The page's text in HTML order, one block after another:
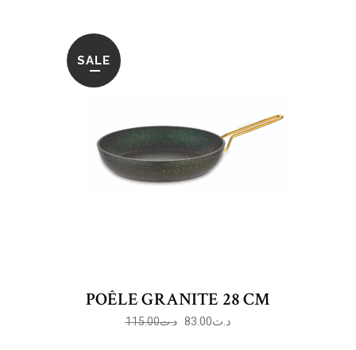
SALE
POÊLE GRANITE 28 CM
د.ت115.00 د.ت83.00